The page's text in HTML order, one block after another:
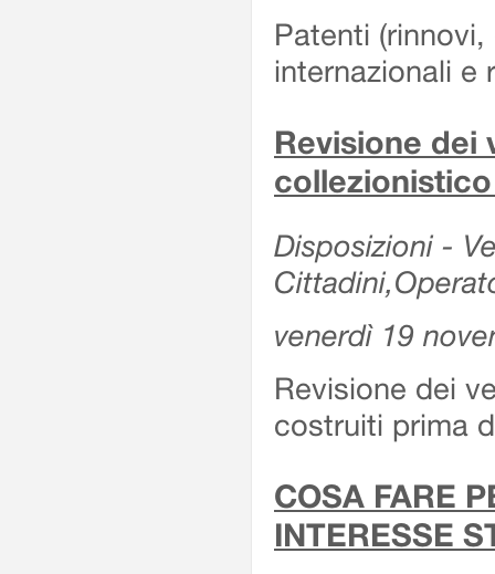
Patenti
internazionali e
Revisione dei
Disposizioni -
venerdì 19
Revisione dei
costruiti prima
COSA FARE
INTERESSE